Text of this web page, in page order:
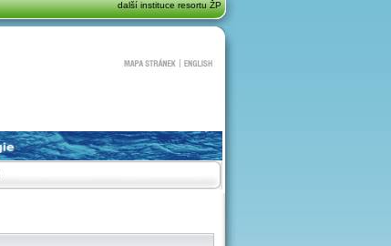
další instituce resortu ŽP
ENGLISH
|
MAPA STRÁNEK